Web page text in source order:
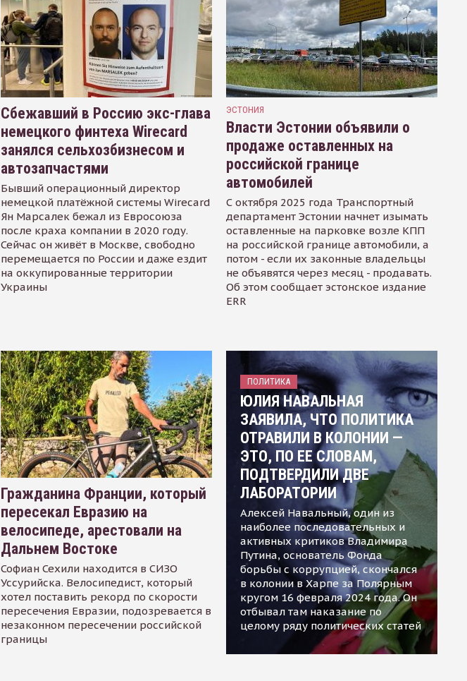
Сбежавший в Россию экс-глава
немецкого финтеха Wirecard
занялся сельхозбизнесом и
автозапчастями
Бывший операционный директор
немецкой платёжной системы Wirecard
Ян Марсалек бежал из Евросоюза
после краха компании в 2020 году.
Сейчас он живёт в Москве, свободно
перемещается по России и даже ездит
на оккупированные территории
Украины
ЭСТОНИЯ
Власти Эстонии объявили о
продаже оставленных на
российской границе
автомобилей
С октября 2025 года Транспортный
департамент Эстонии начнет изымать
оставленные на парковке возле КПП
на российской границе автомобили, а
потом - если их законные владельцы
не объявятся через месяц - продавать.
Об этом сообщает эстонское издание
ERR
Гражданина Франции, который
пересекал Евразию на
велосипеде, арестовали на
Дальнем Востоке
Софиан Сехили находится в СИЗО
Уссурийска. Велосипедист, который
хотел поставить рекорд по скорости
пересечения Евразии, подозревается в
незаконном пересечении российской
границы
ПОЛИТИКА
ЮЛИЯ НАВАЛЬНАЯ
ЗАЯВИЛА, ЧТО ПОЛИТИКА
ОТРАВИЛИ В КОЛОНИИ —
ЭТО, ПО ЕЕ СЛОВАМ,
ПОДТВЕРДИЛИ ДВЕ
ЛАБОРАТОРИИ
Алексей Навальный, один из
наиболее последовательных и
активных критиков Владимира
Путина, основатель Фонда
борьбы с коррупцией, скончался
в колонии в Харпе за Полярным
кругом 16 февраля 2024 года. Он
отбывал там наказание по
целому ряду политических статей